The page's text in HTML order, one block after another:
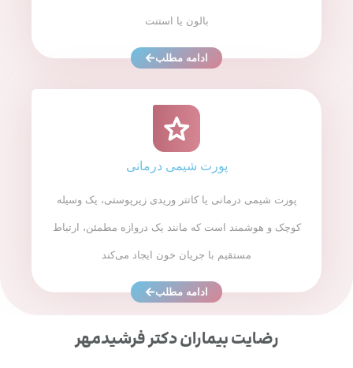
بالون یا استنت
ادامه مطلب
پورت شیمی درمانی
پورت شیمی درمانی یا کاتتر وریدی زیرپوستی، یک وسیله
کوچک و هوشمند است که مانند یک دروازه مطمئن، ارتباط
مستقیم با جریان خون ایجاد می‌کند
ادامه مطلب
رضایت بیماران دکتر فرشیدمهر